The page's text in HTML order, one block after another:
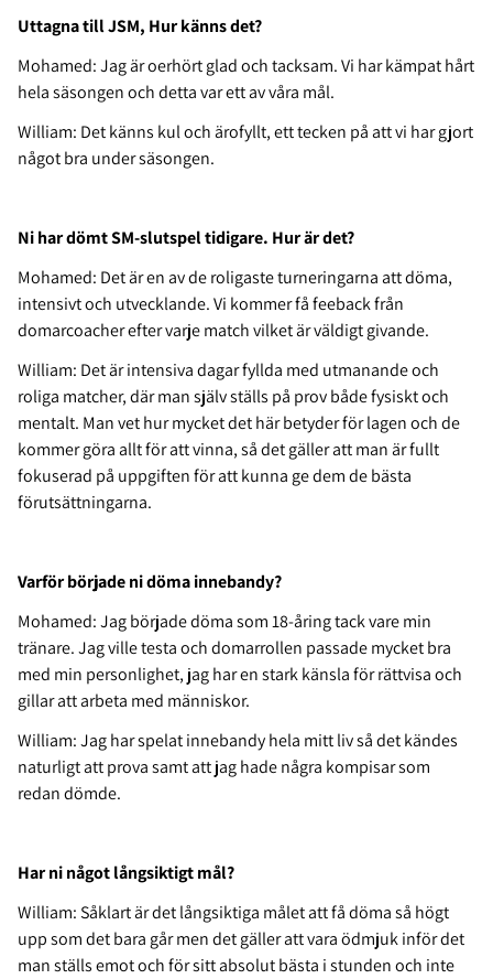
Uttagna till JSM, Hur känns det?
Mohamed: Jag är oerhört glad och tacksam. Vi har kämpat hårt
hela säsongen och detta var ett av våra mål.
William: Det känns kul och ärofyllt, ett tecken på att vi har gjort
något bra under säsongen.
Ni har dömt SM-slutspel tidigare. Hur är det?
Mohamed: Det är en av de roligaste turneringarna att döma,
intensivt och utvecklande. Vi kommer fåfeebackfrån
domarcoacher efter varje match vilket är väldigt givande.
William: Det är intensiva dagar fyllda med utmanande och
roliga matcher, där man själv ställs på prov både fysiskt och
mentalt. Man vet hur mycket det här betyder för lagen och de
kommer göra allt för att vinna, så det gäller att man är fullt
fokuserad på uppgiften för att kunna ge dem de bästa
förutsättningarna.
Varför började ni döma innebandy?
Mohamed: Jag började döma som 18-åring tack vare min
tränare. Jag ville testa och domarrollen passade mycket bra
med min personlighet, jag har en stark känsla för rättvisa och
gillar att arbeta med människor.
William: Jag har spelat innebandy hela mitt liv så det kändes
naturligt att prova samt att jag hade några kompisar som
redan dömde.
Har ni något långsiktigt mål?
William: Såklart ärdet långsiktiga målet att få döma så högt
upp som det bara går men det gäller att vara ödmjuk inför det
man ställs emot och för sitt absolut bästa i stunden och inte